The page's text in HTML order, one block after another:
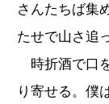
さんたちば集
たせで山さ追
時折酒で口
り寄せる。僕